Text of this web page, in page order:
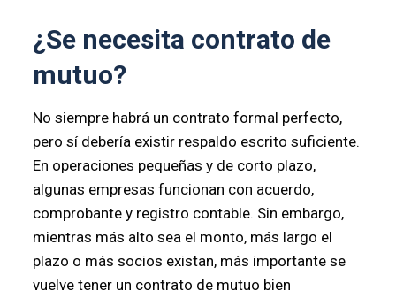
¿Se necesita contrato de
mutuo?
No siempre habrá un contrato formal perfecto,
pero sí debería existir respaldo escrito suficiente.
En operaciones pequeñas y de corto plazo,
algunas empresas funcionan con acuerdo,
comprobante y registro contable. Sin embargo,
mientras más alto sea el monto, más largo el
plazo o más socios existan, más importante se
vuelve tener un contrato de mutuo bien